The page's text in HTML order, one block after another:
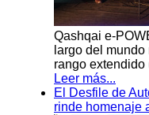
Qashqai e-
largo del
rango
Leer más...
El Desfile de
rinde homenaje